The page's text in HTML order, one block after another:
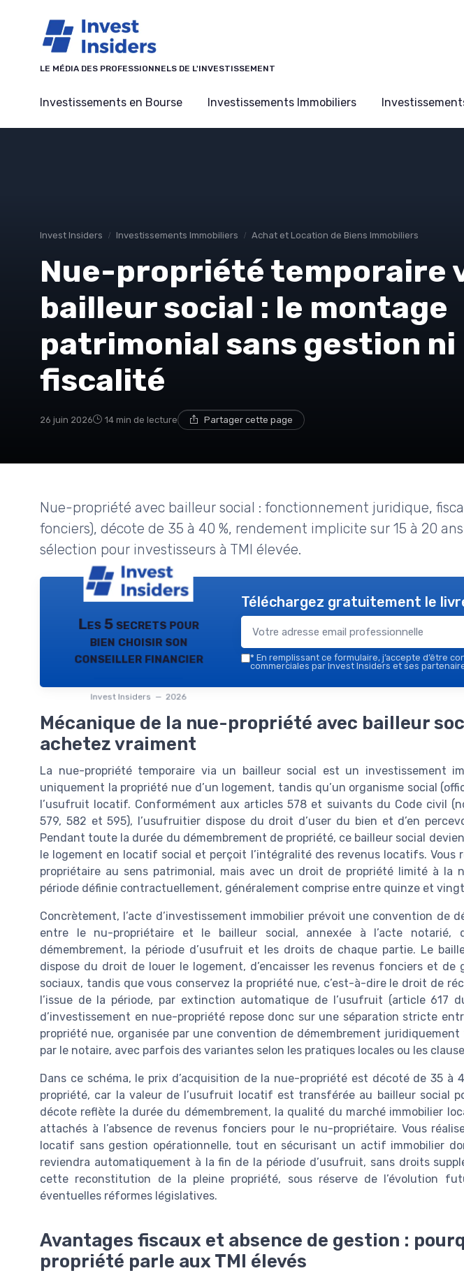
LE MÉDIA DES PROFESSIONNELS DE L'INVESTISSEMENT
Investissements en Bourse Investissements Immobiliers
Invest Insiders Investissements Immobiliers Achat et Location de Biens Immobiliers
Nue-propriété temporaire
bailleur social : le montage
patrimonial sans gestion ni
fiscalité
26 juin 2026 14 min de lecture Partager cette page
Nue-propriété avec bailleur social : fonctionnement juridique,
fonciers), décote de 35 à 40 %, rendement implicite sur 15 à 20
sélection pour investisseurs à TMI élevée.
Les 5 secrets pour
bien choisir son
conseiller financier
Invest Insiders — 2026
Téléchargez gratuitement le
* En remplissant ce formulaire, j’accepte d’être
commerciales par Invest Insiders et ses
Mécanique de la nue-propriété avec bailleur
achetez vraiment
La nue-propriété temporaire via un bailleur social est un investissement
uniquement la propriété nue d’un logement, tandis qu’un organisme social
l’usufruit locatif. Conformément aux articles 578 et suivants du Code civil
579, 582 et 595), l’usufruitier dispose du droit d’user du bien et d’en
Pendant toute la durée du démembrement de propriété, ce bailleur social
le logement en locatif social et perçoit l’intégralité des revenus locatifs. Vous
propriétaire au sens patrimonial, mais avec un droit de propriété limité à la
période définie contractuellement, généralement comprise entre quinze et
Concrètement, l’acte d’investissement immobilier prévoit une convention de
entre le nu-propriétaire et le bailleur social, annexée à l’acte notarié,
démembrement, la période d’usufruit et les droits de chaque partie. Le
dispose du droit de louer le logement, d’encaisser les revenus fonciers et de
sociaux, tandis que vous conservez la propriété nue, c’est-à-dire le droit de
l’issue de la période, par extinction automatique de l’usufruit (article 617
d’investissement en nue-propriété repose donc sur une séparation stricte
propriété nue, organisée par une convention de démembrement
par le notaire, avec parfois des variantes selon les pratiques locales ou les
Dans ce schéma, le prix d’acquisition de la nue-propriété est décoté de 35 à
propriété, car la valeur de l’usufruit locatif est transférée au bailleur social
décote reflète la durée du démembrement, la qualité du marché immobilier
attachés à l’absence de revenus fonciers pour le nu-propriétaire. Vous
locatif sans gestion opérationnelle, tout en sécurisant un actif immobilier
reviendra automatiquement à la fin de la période d’usufruit, sans droits
cette reconstitution de la pleine propriété, sous réserve de l’évolution
éventuelles réformes législatives.
Avantages fiscaux et absence de gestion :
propriété parle aux TMI élevés